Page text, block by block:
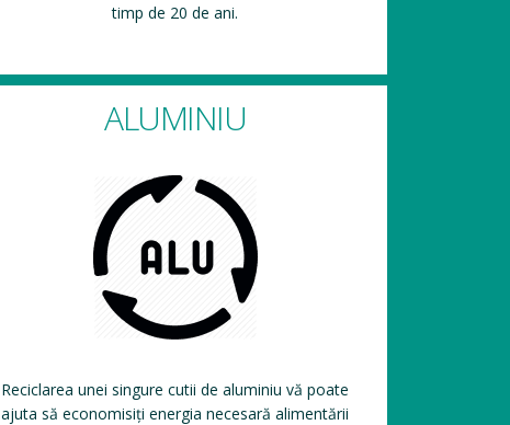
timp de 20 de ani.
ALUMINIU
Reciclarea unei singure cutii de aluminiu vă poate
ajuta să economisiți energia necesară alimentării